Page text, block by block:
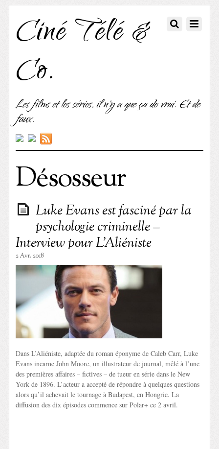
Ciné Télé &
Co.
Les films et les séries, il n'y a que ça de vrai. Et de
faux.
Désosseur
Luke Evans est fasciné par la
psychologie criminelle –
Interview pour L’Aliéniste
2 Avr. 2018
Dans L’Aliéniste, adaptée du roman éponyme de Caleb Carr, Luke
Evans incarne John Moore, un illustrateur de journal, mêlé à l’une
des premières affaires – fictives – de tueur en série dans le New
York de 1896. L’acteur a accepté de répondre à quelques questions
alors qu’il achevait le tournage à Budapest, en Hongrie. La
diffusion des dix épisodes commence sur Polar+ ce 2 avril.